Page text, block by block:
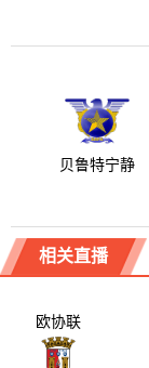
贝鲁特宁静
相关直播
欧协联